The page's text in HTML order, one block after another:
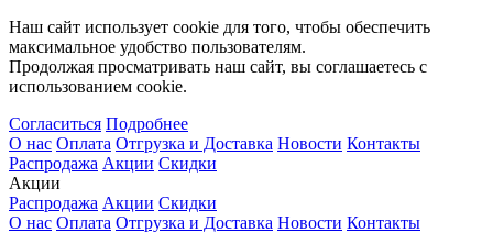
Наш сайт использует cookie для того, чтобы обеспечить
максимальное удобство пользователям.
Продолжая просматривать наш сайт, вы соглашаетесь с
использованием cookie.
Согласиться Подробнее
О нас Оплата Отгрузка и Доставка Новости Контакты
Распродажа Акции Скидки
Акции
Распродажа Акции Скидки
О нас Оплата Отгрузка и Доставка Новости Контакты